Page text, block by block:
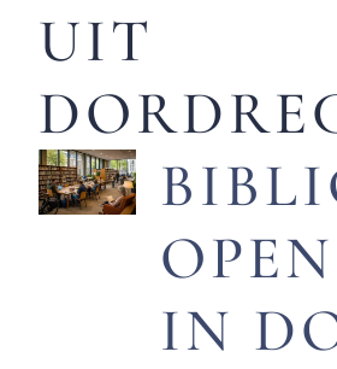
UIT
IN